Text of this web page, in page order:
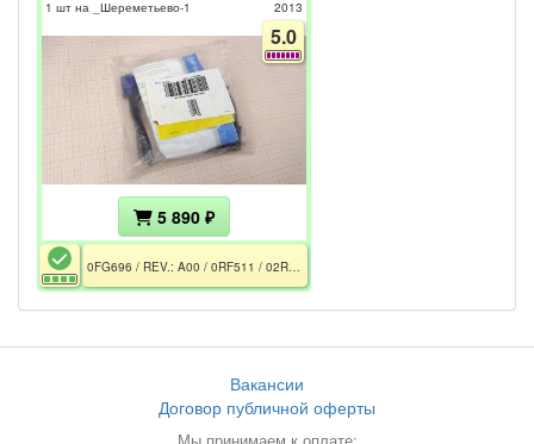
1 шт на _Шереметьево-1
2013
5.0
5 890 ₽
0FG696 / REV.: A00 / 0RF511 / 02R512 / 00R717 / CE / РСТ
Вакансии
Договор публичной оферты